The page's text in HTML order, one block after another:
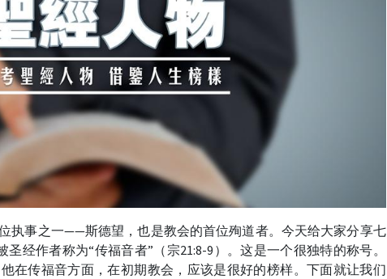
执事之一——斯德望，也是教会的首位殉道者。今天给大家分享七
经作者称为“传福音者”（宗21:8-9）。这是一个很独特的称号。
在传福音方面，在初期教会，应该是很好的榜样。下面就让我们